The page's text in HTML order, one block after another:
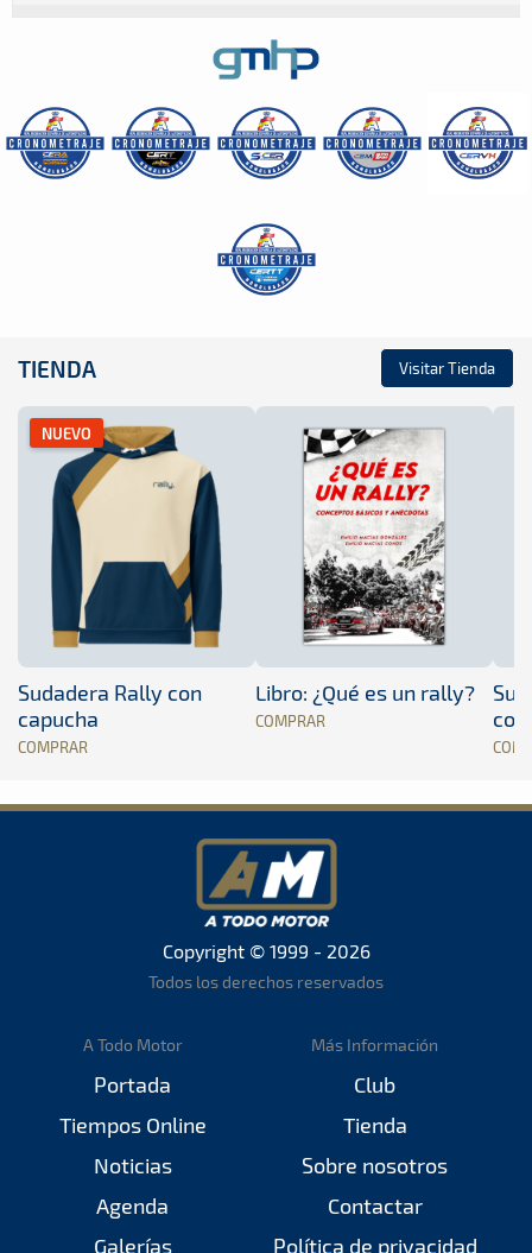
TIENDA Visitar Tienda
NUEVO
Sudadera Rally con
capucha
COMPRAR
Libro: ¿Qué es un rally?
COMPRAR
Copyright © 1999 - 2026
Todos los derechos reservados
A Todo Motor
Portada
Tiempos Online
Noticias
Agenda
Galerías
Más Información
Club
Tienda
Sobre nosotros
Contactar
Política de privacidad